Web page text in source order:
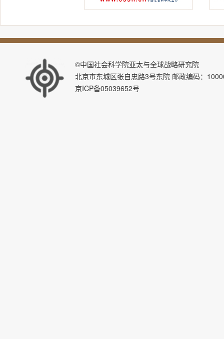
©中国社会科学院亚太与全球战略研究院
北京市东城区张自忠路3号东院 邮政编码：
京ICP备05039652号